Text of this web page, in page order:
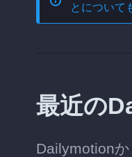
とについて
最近の
Dailymotion